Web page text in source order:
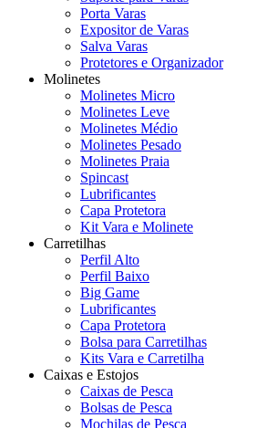
Porta Varas
Expositor de Varas
Salva Varas
Protetores e Organizador
Molinetes
Molinetes Micro
Molinetes Leve
Molinetes Médio
Molinetes Pesado
Molinetes Praia
Spincast
Lubrificantes
Capa Protetora
Kit Vara e Molinete
Carretilhas
Perfil Alto
Perfil Baixo
Big Game
Lubrificantes
Capa Protetora
Bolsa para Carretilhas
Kits Vara e Carretilha
Caixas e Estojos
Caixas de Pesca
Bolsas de Pesca
Mochilas de Pesca